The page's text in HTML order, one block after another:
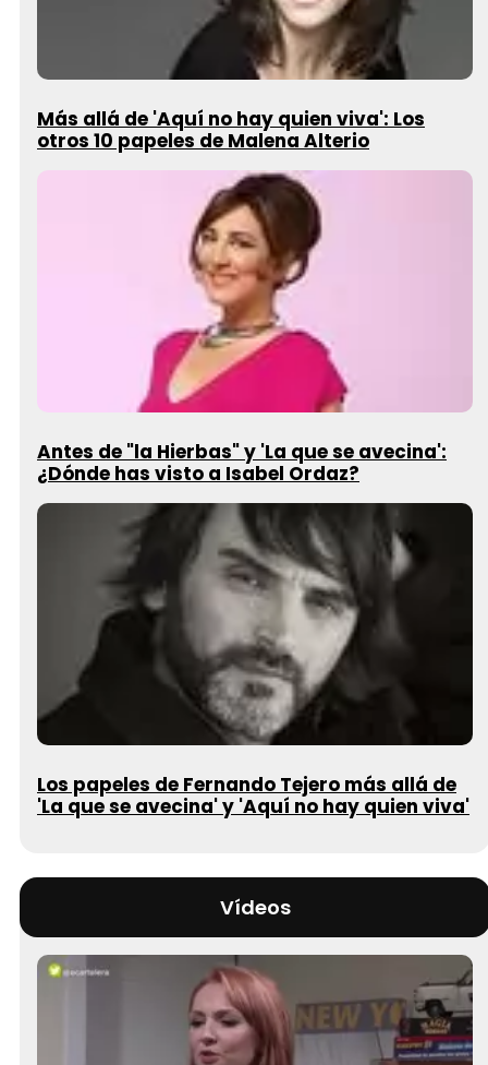
Más allá de 'Aquí no hay quien viva': Los
otros 10 papeles de Malena Alterio
Antes de "la Hierbas" y 'La que se avecina':
¿Dónde has visto a Isabel Ordaz?
Los papeles de Fernando Tejero más allá de
'La que se avecina' y 'Aquí no hay quien viva'
Vídeos